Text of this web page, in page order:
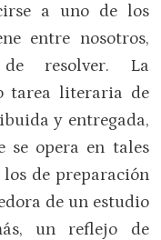
a uno de los
entre nosotros,
resolver. La
tarea literaria de
y entregada,
se opera en tales
los de preparación
de un estudio
un reflejo de